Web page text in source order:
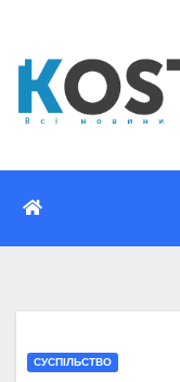
вмісту
CУСПІЛЬСТВО